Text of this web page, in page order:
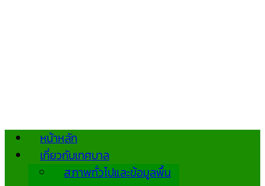
หน้าหลัก
เกี่ยวกับเทศบาล
สภาพทั่วไปและข้อมูลพื้น